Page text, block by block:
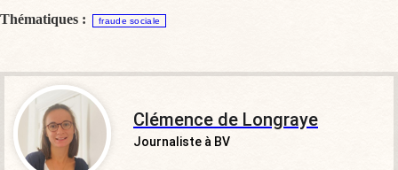
Thématiques : fraude sociale
Clémence de Longraye
Journaliste à BV